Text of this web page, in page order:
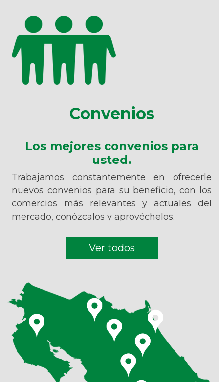
Convenios
Los mejores convenios para
usted.
Trabajamos constantemente en ofrecerle
nuevos convenios para su beneficio, con los
comercios más relevantes y actuales del
mercado, conózcalos y aprovéchelos.
Ver todos